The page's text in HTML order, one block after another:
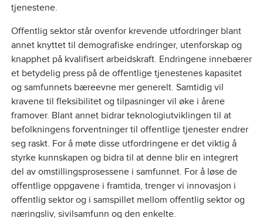
tjenestene.
Offentlig sektor står ovenfor krevende utfordringer blant
annet knyttet til demografiske endringer, utenforskap og
knapphet på kvalifisert arbeidskraft. Endringene innebærer
et betydelig press på de offentlige tjenestenes kapasitet
og samfunnets bæreevne mer generelt. Samtidig vil
kravene til fleksibilitet og tilpasninger vil øke i årene
framover. Blant annet bidrar teknologiutviklingen til at
befolkningens forventninger til offentlige tjenester endrer
seg raskt. For å møte disse utfordringene er det viktig å
styrke kunnskapen og bidra til at denne blir en integrert
del av omstillingsprosessene i samfunnet. For å løse de
offentlige oppgavene i framtida, trenger vi innovasjon i
offentlig sektor og i samspillet mellom offentlig sektor og
næringsliv, sivilsamfunn og den enkelte.